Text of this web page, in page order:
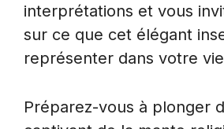
interprétations et vous
sur ce que cet élégant
représenter dans votre
Préparez-vous à plonger